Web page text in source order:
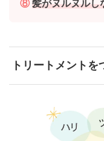
⑧ 髪がヌルヌルし
トリートメント